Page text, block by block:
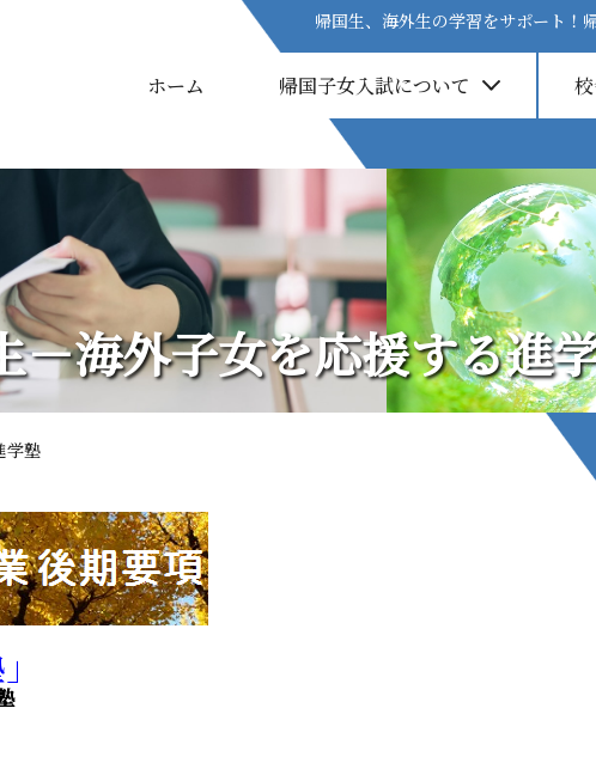
帰国生、海外生の学習をサポート！
ホーム 帰国子女入試について
帰国生、海外生の学習をサポート！
ホーム 帰国子女入試について
－海外子女を応援する進
学塾